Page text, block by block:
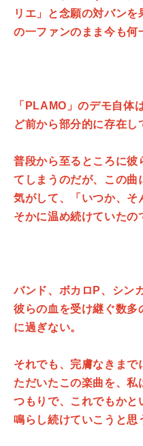
リエ」と念願の対バン
の一ファンのまま今も何
「PLAMO」のデモ自体
ど前から部分的に存在し
普段から至るところに彼
てしまうのだが、この曲
気がして、「いつか、そ
そかに温め続けていたの
バンド、ボカロP、シン
彼らの血を受け継ぐ数多
に過ぎない。
それでも、完膚なきま
ただいたこの楽曲を、私
つもりで、これでもかと
鳴らし続けていこうと思